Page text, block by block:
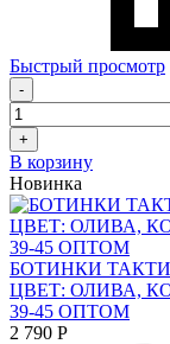
Быстрый просмотр
-
+
В корзину
Новинка
БОТИНКИ
ЦВЕТ: ОЛИВА,
39-45 ОПТОМ
2 790 Р